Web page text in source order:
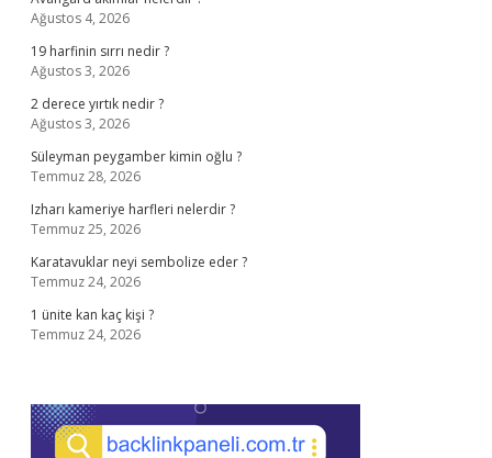
Ağustos 4, 2026
19 harfinin sırrı nedir ?
Ağustos 3, 2026
2 derece yırtık nedir ?
Ağustos 3, 2026
Süleyman peygamber kimin oğlu ?
Temmuz 28, 2026
Izharı kameriye harfleri nelerdir ?
Temmuz 25, 2026
Karatavuklar neyi sembolize eder ?
Temmuz 24, 2026
1 ünite kan kaç kişi ?
Temmuz 24, 2026